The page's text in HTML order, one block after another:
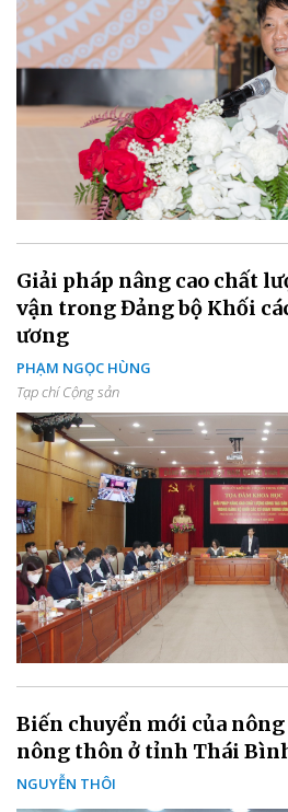
Giải pháp nâng cao chất
vận trong Đảng bộ Khối
ương
PHẠM NGỌC HÙNG
Tạp chí Cộng sản
Biến chuyển mới của
nông thôn ở tỉnh Thái
NGUYỄN THÔI